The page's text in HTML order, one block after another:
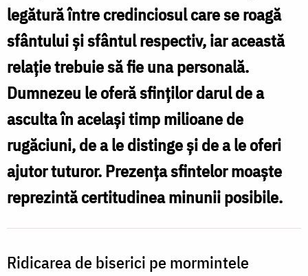
legătură între credinciosul care se roagă
sfântului şi sfântul respectiv, iar această
relaţie trebuie să fie una personală.
Dumnezeu le oferă sfinţilor darul de a
asculta în acelaşi timp milioane de
rugăciuni, de a le distinge şi de a le oferi
ajutor tuturor. Prezenţa sfintelor moaşte
reprezintă certitudinea minunii posibile.
Ridicarea de biserici pe mormintele